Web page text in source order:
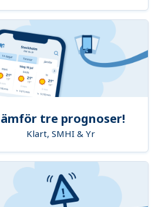
tre prognoser!
Klart, SMHI & Yr